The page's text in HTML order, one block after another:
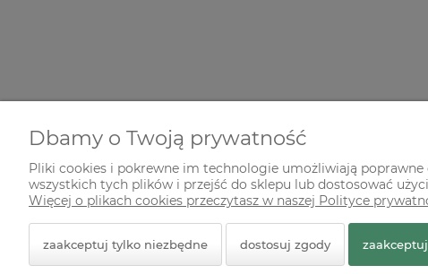
© 2026 zielonekoty.pl. Wszelkie prawa zastrzeżone.
Dbamy o Twoją prywatność
Pliki cookies i pokrewne im technologie umożliwiają
wszystkich tych plików i przejść do sklepu lub dostosować
Więcej o plikach cookies przeczytasz w naszej Polityce
zaakceptuj tylko niezbędne dostosuj zgody